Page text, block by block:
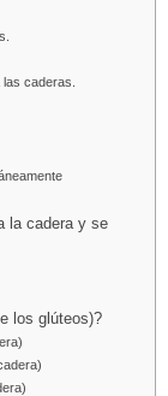
caderas.
la cadera y se
los glúteos)?